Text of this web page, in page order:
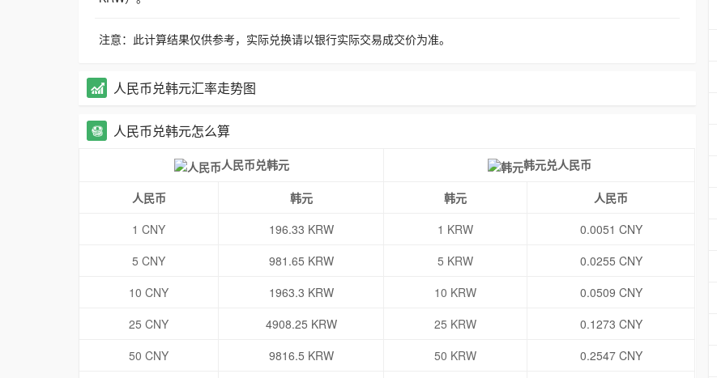
注意：此计算结果仅供参考，实际兑换请以银行实际交易成交价为准。
人民币兑韩元汇率走势图
人民币兑韩元怎么算
人民币兑韩元 韩元兑人民币
人民币 韩元 韩元
人民币
1 CNY
196.33 KRW 1 KRW
0.0051 CNY
5 CNY
981.65 KRW 5 KRW
0.0255 CNY
10 CNY
1963.3 KRW 10 KRW
0.0509 CNY
25 CNY
4908.25 KRW 25 KRW
0.1273 CNY
50 CNY
9816.5 KRW 50 KRW
0.2547 CNY